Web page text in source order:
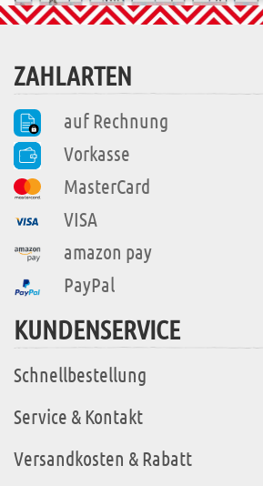
ZAHLARTEN
auf Rechnung
Vorkasse
MasterCard
VISA
amazon pay
PayPal
KUNDENSERVICE
Schnellbestellung
Service & Kontakt
Versandkosten & Rabatt